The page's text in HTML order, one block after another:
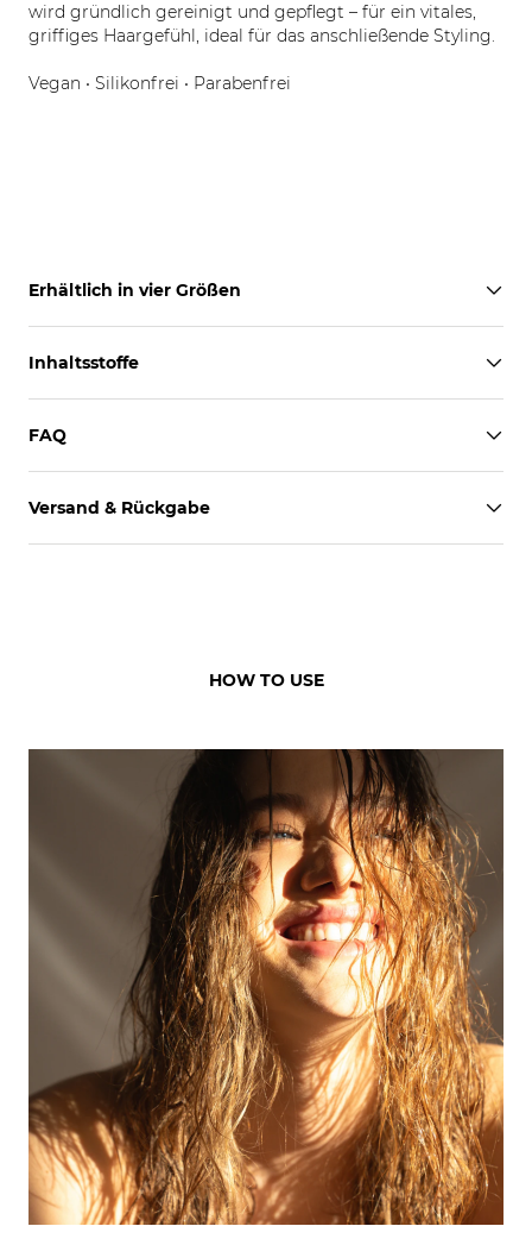
wird gründlich gereinigt und gepflegt – für ein vitales,
griffiges Haargefühl, ideal für das anschließende Styling.
Vegan • Silikonfrei • Parabenfrei
Erhältlich in vier Größen
Inhaltsstoffe
FAQ
Versand & Rückgabe
HOW TO USE